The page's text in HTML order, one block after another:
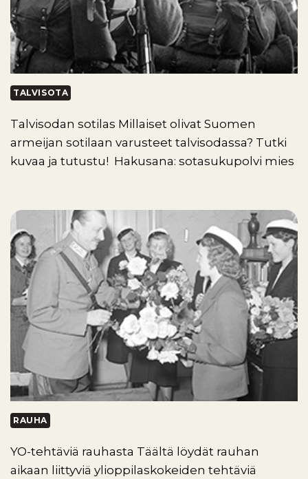
TALVISOTA
Talvisodan sotilas Millaiset olivat Suomen
armeijan sotilaan varusteet talvisodassa? Tutki
kuvaa ja tutustu! Hakusana: sotasukupolvi mies
RAUHA
YO-tehtäviä rauhasta Täältä löydät rauhan
aikaan liittyviä ylioppilaskokeiden tehtäviä